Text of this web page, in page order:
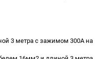
3 метра с зажимом 300А на